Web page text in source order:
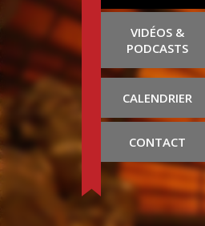
VIDÉOS &
PODCASTS
CALENDRIER
CONTACT